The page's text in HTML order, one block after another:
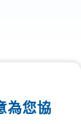
為您協